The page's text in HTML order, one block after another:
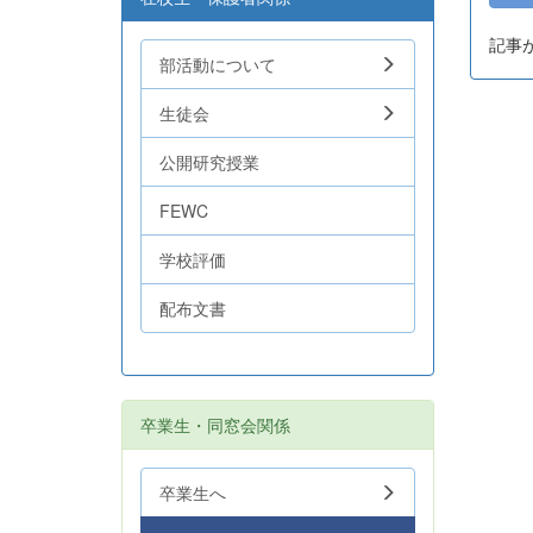
記事
部活動について
生徒会
公開研究授業
FEWC
学校評価
配布文書
卒業生・同窓会関係
卒業生へ